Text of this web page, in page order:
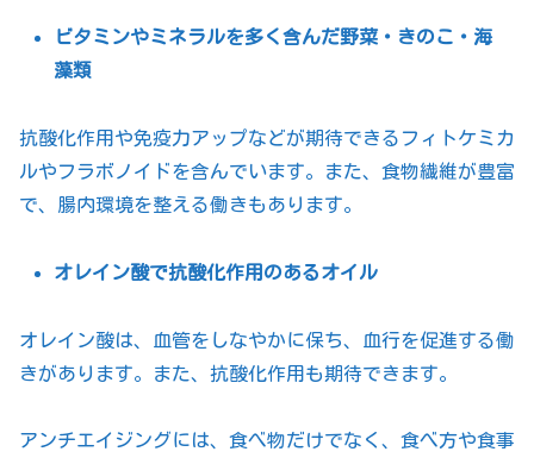
ビタミンやミネラルを多く含んだ野菜・きのこ・海
藻類
抗酸化作用や免疫力アップなどが期待できるフィトケミカ
ルやフラボノイドを含んでいます。また、食物繊維が豊富
で、腸内環境を整える働きもあります。
オレイン酸で抗酸化作用のあるオイル
オレイン酸は、血管をしなやかに保ち、血行を促進する働
きがあります。また、抗酸化作用も期待できます。
アンチエイジングには、食べ物だけでなく、食べ方や食事